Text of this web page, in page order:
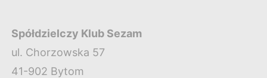
Spółdzielczy Klub Sezam
ul. Chorzowska 57
41-902 Bytom